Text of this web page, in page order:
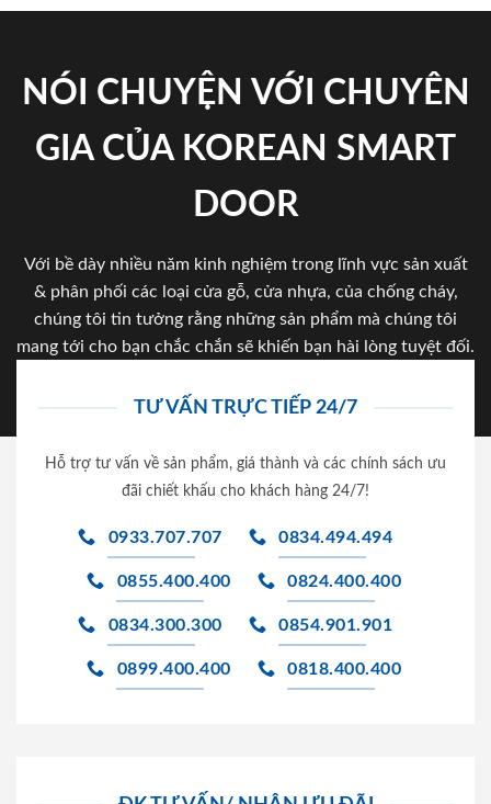
NÓI CHUYỆN VỚI CHUYÊN
GIA CỦA KOREAN SMART
DOOR
Với bề dày nhiều năm kinh nghiệm trong lĩnh vực sản xuất
& phân phối các loại cửa gỗ, cửa nhựa, của chống cháy,
chúng tôi tin tưởng rằng những sản phẩm mà chúng tôi
mang tới cho bạn chắc chắn sẽ khiến bạn hài lòng tuyệt đối.
TƯ VẤN TRỰC TIẾP 24/7
Hỗ trợ tư vấn về sản phẩm, giá thành và các chính sách ưu
đãi chiết khấu cho khách hàng 24/7!
0933.707.707 0834.494.494
0855.400.400 0824.400.400
0834.300.300 0854.901.901
0899.400.400 0818.400.400